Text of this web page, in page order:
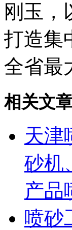
刚玉，
打造集
全省最
相关文
天津
砂机
产品
喷砂